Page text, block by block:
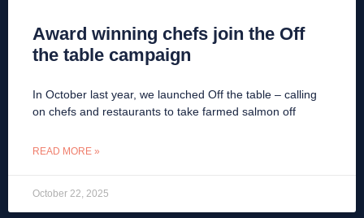
Award winning chefs join the Off
the table campaign
In October last year, we launched Off the table – calling
on chefs and restaurants to take farmed salmon off
READ MORE »
October 22, 2025